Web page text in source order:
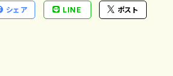
シェア LINE ポスト